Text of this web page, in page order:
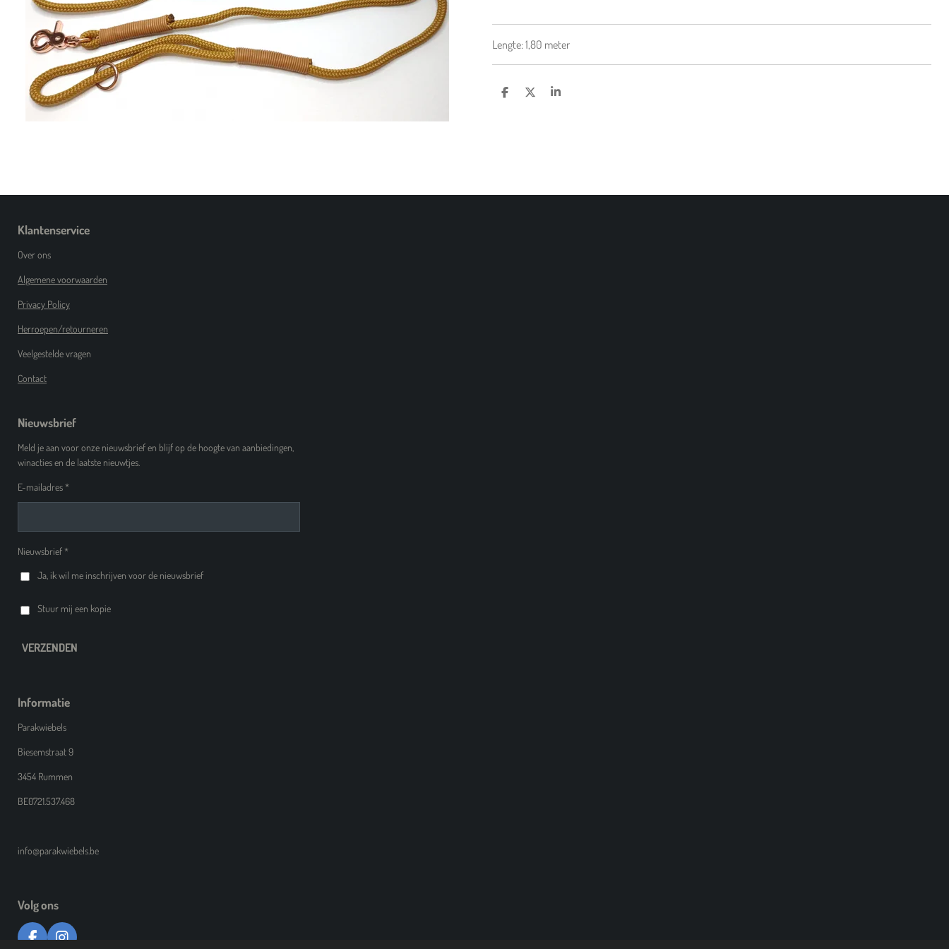
Lengte: 1,80 meter
D
D
S
Klantenservice
Over ons
Algemene voorwaarden
Privacy Policy
Herroepen/retourneren
Veelgestelde vragen
Contact
Nieuwsbrief
Meld je aan voor onze nieuwsbrief en blijf op de hoogte van aanbiedingen,
winacties en de laatste nieuwtjes.
E-mailadres *
Nieuwsbrief *
Ja, ik wil me inschrijven voor de nieuwsbrief
Stuur mij een kopie
VERZENDEN
Informatie
Parakwiebels
Biesemstraat 9
3454 Rummen
BE0721.537.468
info@parakwiebels.be
Volg ons
F
I